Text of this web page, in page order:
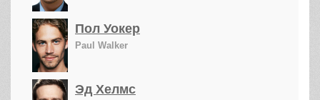
Пол Уокер
Paul Walker
Эд Хелмс